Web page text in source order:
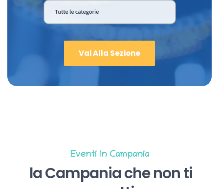
Vai Alla Sezione
Eventi in Campania
la Campania che non ti